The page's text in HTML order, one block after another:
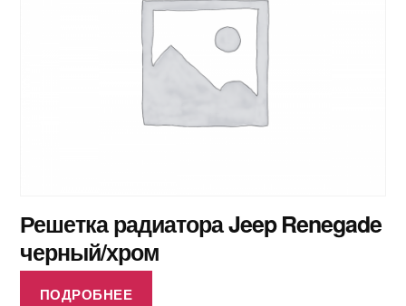
Решетка радиатора Jeep Renegade
черный/хром
ПОДРОБНЕЕ